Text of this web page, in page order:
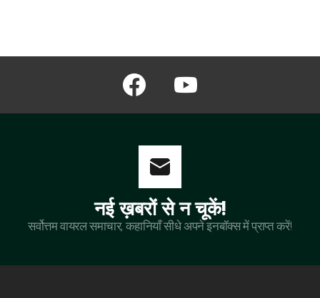
facebook
नई ख़बरों से न चूकें!
सर्वोत्तम वायरल समाचार, कहानियाँ सीधे अपने इनबॉक्स में प्राप्त करें!